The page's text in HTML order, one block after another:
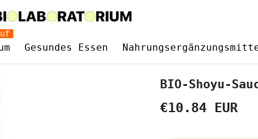
Gesundes Essen
BIO-Shoyu-
€10.84 EUR